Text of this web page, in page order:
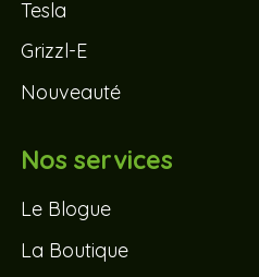
Tesla
Grizzl-E
Nouveauté
Nos services
Le Blogue
La Boutique